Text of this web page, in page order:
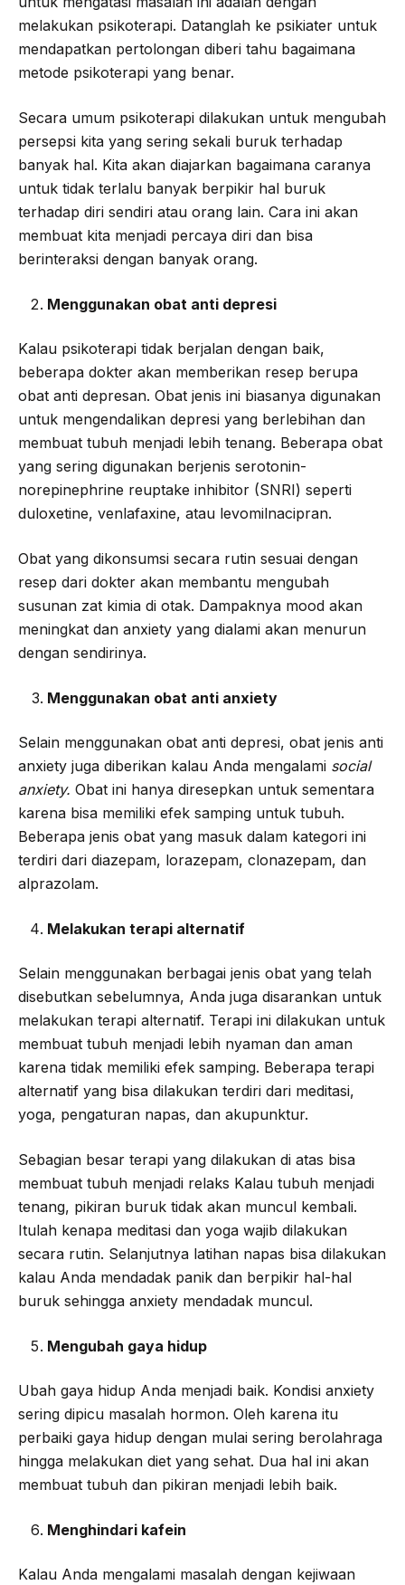
melakukan psikoterapi. Datanglah ke psikiater untuk
mendapatkan pertolongan diberi tahu bagaimana
metode psikoterapi yang benar.
Secara umum psikoterapi dilakukan untuk mengubah
persepsi kita yang sering sekali buruk terhadap
banyak hal. Kita akan diajarkan bagaimana caranya
untuk tidak terlalu banyak berpikir hal buruk
terhadap diri sendiri atau orang lain. Cara ini akan
membuat kita menjadi percaya diri dan bisa
berinteraksi dengan banyak orang.
Menggunakan obat anti depresi
Kalau psikoterapi tidak berjalan dengan baik,
beberapa dokter akan memberikan resep berupa
obat anti depresan. Obat jenis ini biasanya digunakan
untuk mengendalikan depresi yang berlebihan dan
membuat tubuh menjadi lebih tenang. Beberapa obat
yang sering digunakan berjenis serotonin-
norepinephrine reuptake inhibitor (SNRI) seperti
duloxetine, venlafaxine, atau levomilnacipran.
Obat yang dikonsumsi secara rutin sesuai dengan
resep dari dokter akan membantu mengubah
susunan zat kimia di otak. Dampaknya mood akan
meningkat dan anxiety yang dialami akan menurun
dengan sendirinya.
Menggunakan obat anti anxiety
Selain menggunakan obat anti depresi, obat jenis anti
anxiety juga diberikan kalau Anda mengalami social
anxiety. Obat ini hanya diresepkan untuk sementara
karena bisa memiliki efek samping untuk tubuh.
Beberapa jenis obat yang masuk dalam kategori ini
terdiri dari diazepam, lorazepam, clonazepam, dan
alprazolam.
Melakukan terapi alternatif
Selain menggunakan berbagai jenis obat yang telah
disebutkan sebelumnya, Anda juga disarankan untuk
melakukan terapi alternatif. Terapi ini dilakukan untuk
membuat tubuh menjadi lebih nyaman dan aman
karena tidak memiliki efek samping. Beberapa terapi
alternatif yang bisa dilakukan terdiri dari meditasi,
yoga, pengaturan napas, dan akupunktur.
Sebagian besar terapi yang dilakukan di atas bisa
membuat tubuh menjadi relaks Kalau tubuh menjadi
tenang, pikiran buruk tidak akan muncul kembali.
Itulah kenapa meditasi dan yoga wajib dilakukan
secara rutin. Selanjutnya latihan napas bisa dilakukan
kalau Anda mendadak panik dan berpikir hal-hal
buruk sehingga anxiety mendadak muncul.
Mengubah gaya hidup
Ubah gaya hidup Anda menjadi baik. Kondisi anxiety
sering dipicu masalah hormon. Oleh karena itu
perbaiki gaya hidup dengan mulai sering berolahraga
hingga melakukan diet yang sehat. Dua hal ini akan
membuat tubuh dan pikiran menjadi lebih baik.
Menghindari kafein
Kalau Anda mengalami masalah dengan kejiwaan